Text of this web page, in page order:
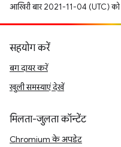
आखिरी बार 2021-11-04 (UTC) को
सहयोग करें
बग दायर करें
खुली समस्याएं देखें
मिलता-जुलता कॉन्टेंट
Chromium के अपडेट